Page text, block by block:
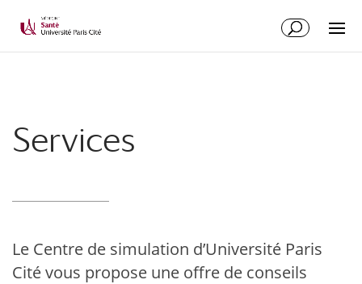
Services
Le Centre de simulation d’Université Paris
Cité vous propose une offre de conseils